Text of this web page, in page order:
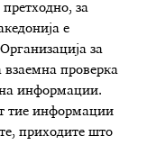
за
е
за
взаемна проверка
на информации.
тие информации
приходите што